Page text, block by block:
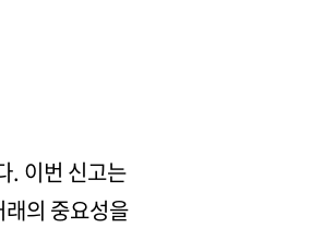
. 이번 신고는
의 중요성을